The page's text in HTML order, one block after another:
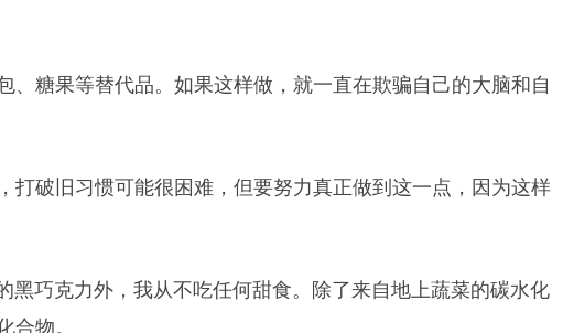
、糖果等替代品。如果这样做，就一直在欺骗自己的大脑和自
打破旧习惯可能很困难，但要努力真正做到这一点，因为这样
黑巧克力外，我从不吃任何甜食。除了来自地上蔬菜的碳水化
物。